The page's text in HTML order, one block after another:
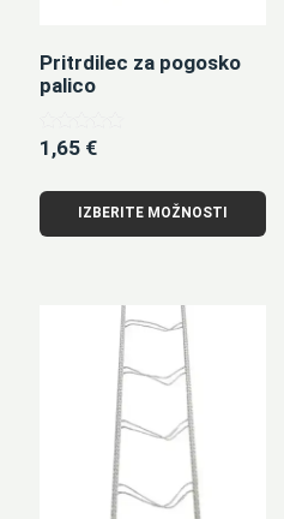
Pritrdilec za pogosko
palico
Ocenjeno
5.00
1,65 €
IZBERITE MOŽNOSTI